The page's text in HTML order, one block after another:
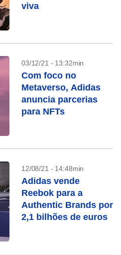
viva
03/12/21 - 13:32min
Com foco no
Metaverso, Adidas
anuncia parcerias
para NFTs
12/08/21 - 14:48min
Adidas vende
Reebok para a
Authentic Brands por
2,1 bilhões de euros